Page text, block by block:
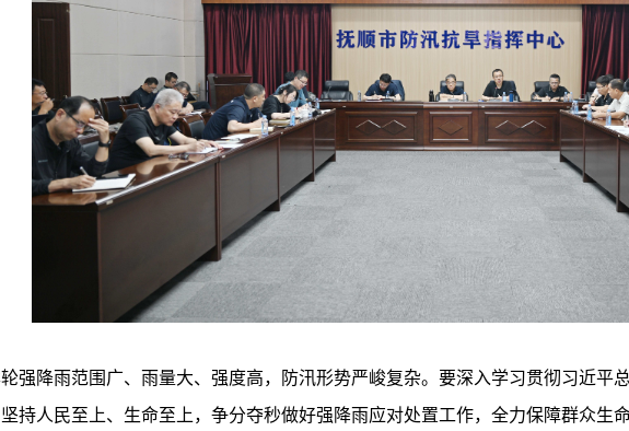
降雨范围广、雨量大、强度高，防汛形势严峻复杂。要深入学习贯彻习近平总
持人民至上、生命至上，争分夺秒做好强降雨应对处置工作，全力保障群众生